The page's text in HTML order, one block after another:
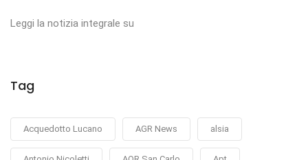
Leggi la notizia integrale su
Tag
Acquedotto Lucano AGR News alsia